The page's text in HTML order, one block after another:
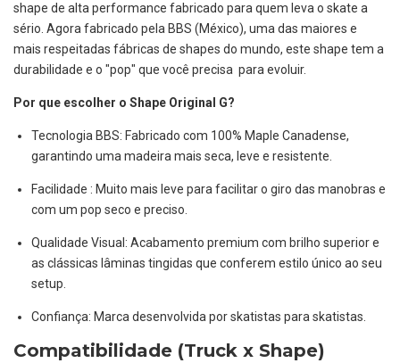
shape de alta performance fabricado para quem leva o skate a
sério. Agora fabricado pela BBS (México), uma das maiores e
mais respeitadas fábricas de shapes do mundo, este shape tem a
durabilidade e o "pop" que você precisa para evoluir.
Por que escolher o Shape Original G?
Tecnologia BBS: Fabricado com 100% Maple Canadense,
garantindo uma madeira mais seca, leve e resistente.
Facilidade : Muito mais leve para facilitar o giro das manobras e
com um pop seco e preciso.
Qualidade Visual: Acabamento premium com brilho superior e
as clássicas lâminas tingidas que conferem estilo único ao seu
setup.
Confiança: Marca desenvolvida por skatistas para skatistas.
Compatibilidade (Truck x Shape)